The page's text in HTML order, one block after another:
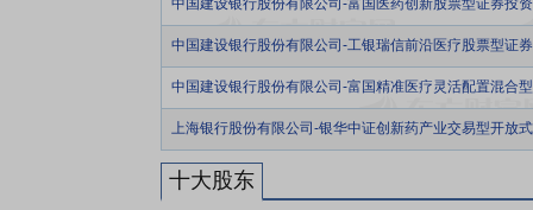
中国建设银行股份有限公司-富国医药创新股票型证券投
中国建设银行股份有限公司-工银瑞信前沿医疗股票型证
中国建设银行股份有限公司-富国精准医疗灵活配置混合
上海银行股份有限公司-银华中证创新药产业交易型开放
十大股东